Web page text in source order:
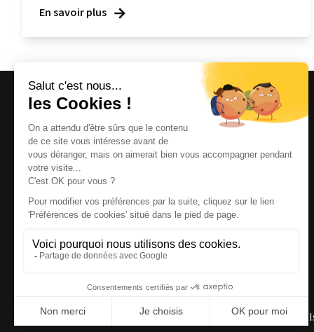
En savoir plus
Magazine et site internet culturels varois.
Termes et conditions
|Gestion des cookies Réalisation